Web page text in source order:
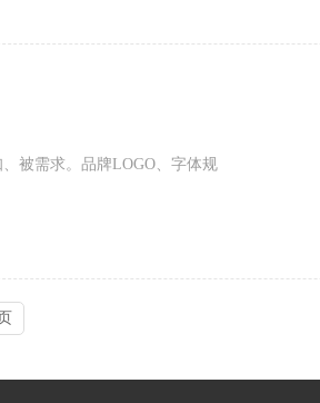
被需求。品牌LOGO、字体规